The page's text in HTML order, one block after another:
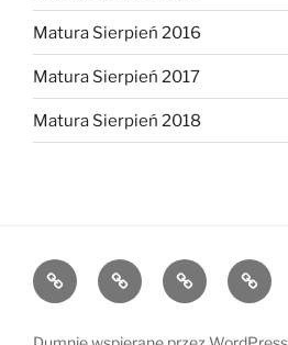
Matura Sierpień 2016
Matura Sierpień 2017
Matura Sierpień 2018
Strona
główna
Dlaczego
warto?
O
mnie
Opinie